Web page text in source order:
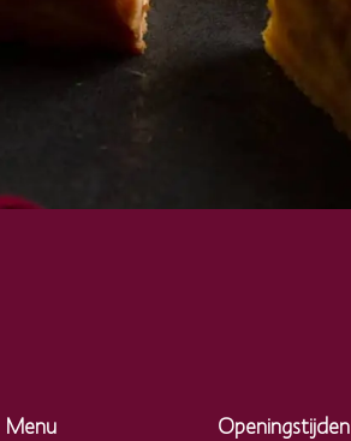
Menu Openingstijden